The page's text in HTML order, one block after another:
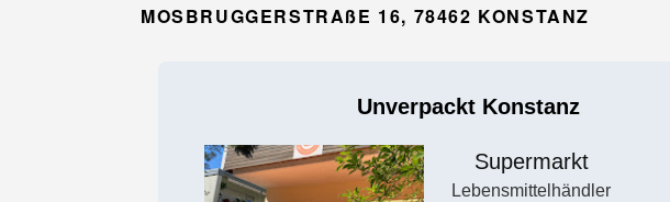
MOSBRUGGERSTRAßE 16, 78462 KONSTANZ
Unverpackt Konstanz
Supermarkt
Lebensmittelhändler